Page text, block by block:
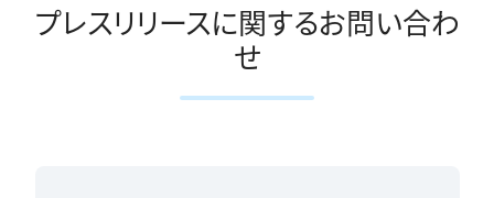
プレスリリースに関するお問い合わ
せ